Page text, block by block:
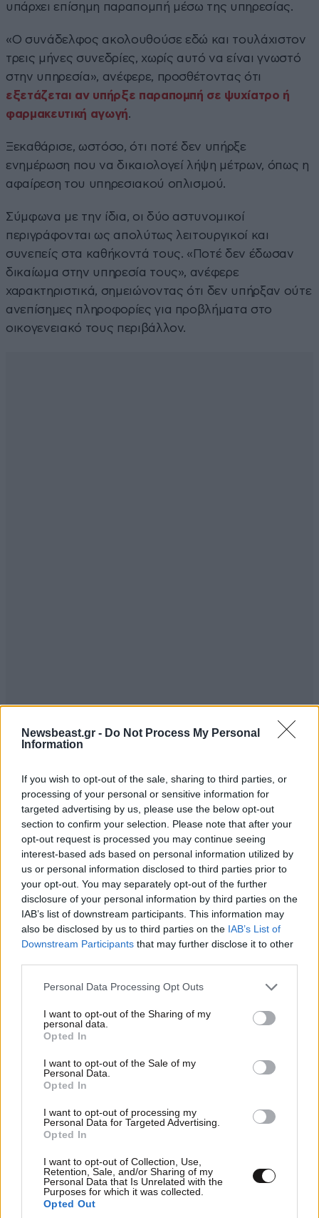
Newsbeast.gr - Do Not Process My Personal
Information
If you wish to opt-out of the sale, sharing to third parties, or
processing of your personal or sensitive information for
targeted advertising by us, please use the below opt-out
section to confirm your selection. Please note that after your
opt-out request is processed you may continue seeing
interest-based ads based on personal information utilized by
us or personal information disclosed to third parties prior to
your opt-out. You may separately opt-out of the further
disclosure of your personal information by third parties on the
IAB’s list of downstream participants. This information may
also be disclosed by us to third parties on the IAB’s List of
Downstream Participants that may further disclose it to other
Please note that this website/app uses one or more Google
not limited to your visit or usage behaviour. You may click to
grant or deny consent to Google and its third-party tags to
use your data for below specified purposes in below Google
consent section.
Personal Data Processing Opt Outs
I want to opt-out of the Sharing of my
personal data.
Opted In
I want to opt-out of the Sale of my
Personal Data.
Opted In
I want to opt-out of processing my
Personal Data for Targeted Advertising.
Opted In
I want to opt-out of Collection, Use,
Retention, Sale, and/or Sharing of my
Personal Data that Is Unrelated with the
Purposes for which it was collected.
Opted Out
υπάρχει επίσημη παραπομπή μέσω της υπηρεσίας.
«Ο συνάδελφος ακολουθούσε εδώ και τουλάχιστον
τρεις μήνες συνεδρίες, χωρίς αυτό να είναι γνωστό
στην υπηρεσία», ανέφερε, προσθέτοντας ότι
εξετάζεται αν υπήρξε παραπομπή σε ψυχίατρο ή
φαρμακευτική αγωγή.
Ξεκαθάρισε, ωστόσο, ότι ποτέ δεν υπήρξε
ενημέρωση που να δικαιολογεί λήψη μέτρων, όπως η
αφαίρεση του υπηρεσιακού οπλισμού.
Σύμφωνα με την ίδια, οι δύο αστυνομικοί
περιγράφονται ως απολύτως λειτουργικοί και
συνεπείς στα καθήκοντά τους. «Ποτέ δεν έδωσαν
δικαίωμα στην υπηρεσία τους», ανέφερε
χαρακτηριστικά, σημειώνοντας ότι δεν υπήρξαν ούτε
ανεπίσημες πληροφορίες για προβλήματα στο
οικογενειακό τους περιβάλλον.
Για το θύμα σημείωσε ότι είχε ζητήσει στο παρελθόν
προσωρινή μετακίνηση εκτός νομού για
οικονομικούς λόγους, χωρίς να αναφέρει
οποιοδήποτε προσωπικό ζήτημα. Ωστόσο, σύμφωνα
με πληροφορίες από το περιβάλλον της, το ζευγάρι
αντιμετώπιζε προβλήματα τον τελευταίο χρόνο.
«Κανονικά περνούσαν και οι δύο τη διαδικασία των
υπογράμμισε πως «εδώ μιλάμε για έναν άνθρωπο ο
οποίος παρακολουθούσε τακτικά ψυχολόγο».
Ιδιαίτερη αναφορά έκανε στο γεγονός ότι το
έγκλημα δεν διαπράχθηκε με υπηρεσιακό όπλο, παρά
το ότι ο δράστης το έφερε κανονικά.
Παράλληλα, επεσήμανε ότι λόγω ιατρικού
απορρήτου δεν είναι γνωστές λεπτομέρειες για την
σε περιπτώσεις κινδύνου ο θεράπων ιατρός οφείλει
να ενημερώνει την υπηρεσία.